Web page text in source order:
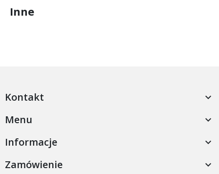
Inne
Kontakt 
Menu 
Informacje 
Zamówienie 